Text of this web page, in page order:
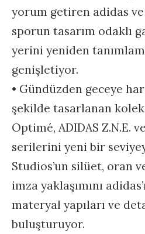
yorum getiren adidas
sporun tasarım odaklı
yerini yeniden
genişletiyor.
• Gündüzden geceye
şekilde tasarlanan
Optimé, ADIDAS Z.N.E.
serilerini yeni bir
Studios’un silüet, oran
imza yaklaşımını
materyal yapıları ve
buluşturuyor.